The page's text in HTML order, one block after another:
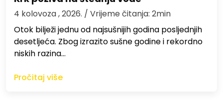
4 kolovoza , 2026. / Vrijeme čitanja: 2min
Otok bilježi jednu od najsušnijih godina posljednjih
desetljeća. Zbog izrazito sušne godine i rekordno
niskih razina…
Pročitaj više